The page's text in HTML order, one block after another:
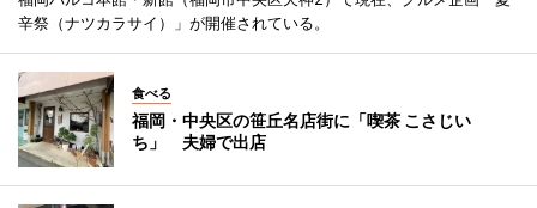
辛祭（ナツカラサイ）」が開催されている。
食べる
福岡・中央区の笹丘名店街に「喫茶 こさじい
ち」 夫婦で出店